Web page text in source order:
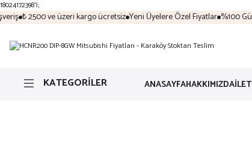
18024172398');
₺ 2500 ve üzeri kargo ücretsiz Yeni Üyelere Özel Fiyatlar %100
KATEGORİLER ANASAYFAHAKKIMIZDA